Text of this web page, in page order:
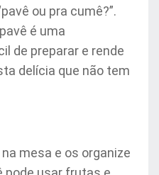
ou pra cumê?”.
é uma
de preparar e rende
delícia que não tem
mesa e os organize